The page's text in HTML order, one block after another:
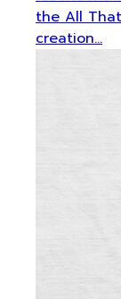
the All
creation…